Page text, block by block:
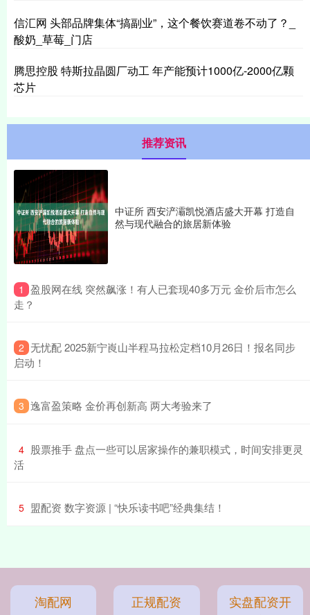
信汇网 头部品牌集体“搞副业”，这个餐饮赛道卷不动了？_
酸奶_草莓_门店
腾思控股 特斯拉晶圆厂动工 年产能预计1000亿-2000亿颗
芯片
推荐资讯
中证所 西安浐灞凯悦酒店盛大开幕 打造自
然与现代融合的旅居新体验
1 ​盈股网在线 突然飙涨！有人已套现40多万元 金价后市怎么
走？
2 ​无忧配 2025新宁崀山半程马拉松定档10月26日！报名同步
启动！
3 ​逸富盈策略 金价再创新高 两大考验来了
4 ​股票推手 盘点一些可以居家操作的兼职模式，时间安排更灵
活
5 ​盟配资 数字资源 | “快乐读书吧”经典集结！
淘配网 正规配资
实盘配资开